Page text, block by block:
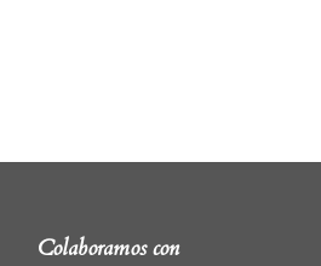
Colaboramos con